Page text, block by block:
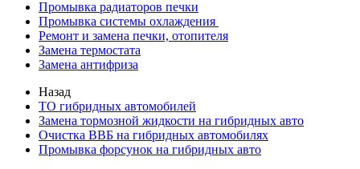
Промывка радиаторов печки
Промывка системы охлаждения
Ремонт и замена печки, отопителя
Замена термостата
Замена антифриза
Назад
ТО гибридных автомобилей
Замена тормозной жидкости на гибридных авто
Очистка ВВБ на гибридных автомобилях
Промывка форсунок на гибридных авто